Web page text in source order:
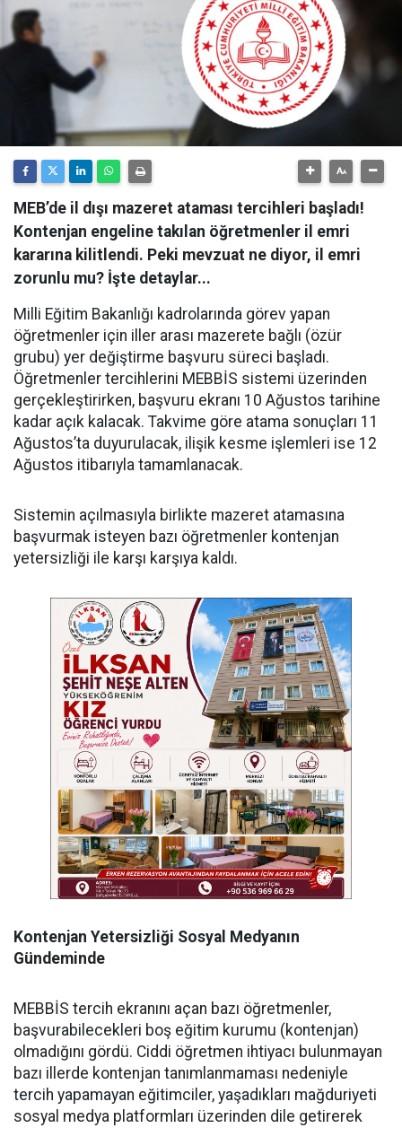
MEB’de il dışı mazeret ataması tercihleri başladı!
Kontenjan engeline takılan öğretmenler il emri
kararına kilitlendi. Peki mevzuat ne diyor, il emri
zorunlu mu? İşte detaylar...
Milli Eğitim Bakanlığı kadrolarında görev yapan
öğretmenler için iller arası mazerete bağlı (özür
grubu) yer değiştirme başvuru süreci başladı.
Öğretmenler tercihlerini MEBBİS sistemi üzerinden
gerçekleştirirken, başvuru ekranı 10 Ağustos tarihine
kadar açık kalacak. Takvime göre atama sonuçları 11
Ağustos’ta duyurulacak, ilişik kesme işlemleri ise 12
Ağustos itibarıyla tamamlanacak.
​Sistemin açılmasıyla birlikte mazeret atamasına
başvurmak isteyen bazı öğretmenler kontenjan
yetersizliği ile karşı karşıya kaldı.
Kontenjan Yetersizliği Sosyal Medyanın
Gündeminde
​MEBBİS tercih ekranını açan bazı öğretmenler,
başvurabilecekleri boş eğitim kurumu (kontenjan)
olmadığını gördü. Ciddi öğretmen ihtiyacı bulunmayan
bazı illerde kontenjan tanımlanmaması nedeniyle
tercih yapamayan eğitimciler, yaşadıkları mağduriyeti
sosyal medya platformları üzerinden dile getirerek